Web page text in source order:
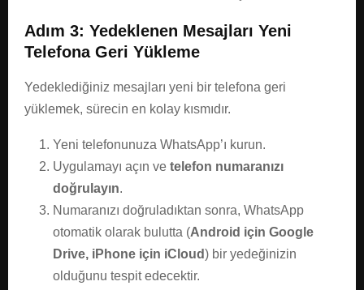
Adım 3: Yedeklenen Mesajları Yeni
Telefona Geri Yükleme
Yedeklediğiniz mesajları yeni bir telefona geri
yüklemek, sürecin en kolay kısmıdır.
Yeni telefonunuza WhatsApp’ı kurun.
Uygulamayı açın ve telefon numaranızı
doğrulayın.
Numaranızı doğruladıktan sonra, WhatsApp
otomatik olarak bulutta (Android için Google
Drive, iPhone için iCloud) bir yedeğinizin
olduğunu tespit edecektir.